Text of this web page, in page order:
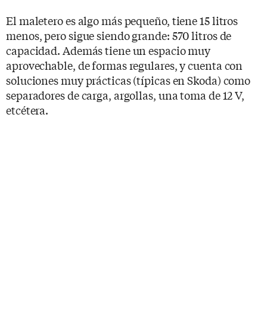
El maletero es algo más pequeño, tiene 15 litros
menos, pero sigue siendo grande: 570 litros de
capacidad. Además tiene un espacio muy
aprovechable, de formas regulares, y cuenta con
soluciones muy prácticas (típicas en Skoda) como
separadores de carga, argollas, una toma de 12 V,
etcétera.